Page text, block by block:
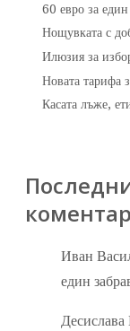
60 евро за един
Нощувката с
Илюзия за
Новата тарифа
Касата лъже,
Иван
един